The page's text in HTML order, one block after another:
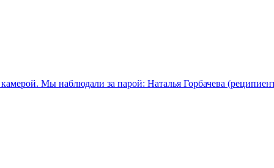
Мы наблюдали за парой: Наталья Горбачева